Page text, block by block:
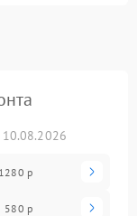
1280 р
580 р